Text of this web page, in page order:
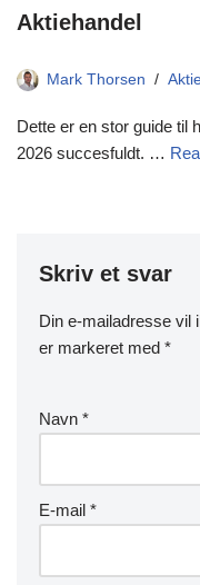
Aktiehandel
Mark Thorsen
Dette er en stor guide til
2026 succesfuldt. …
Skriv et svar
Din e-mailadresse vil
er markeret med *
Navn *
E-mail *